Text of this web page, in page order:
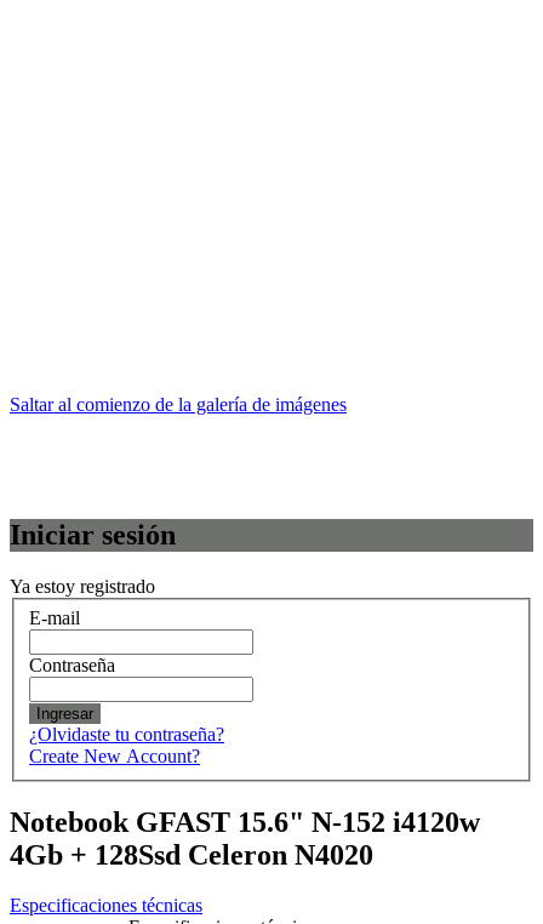
Saltar al comienzo de la galería de imágenes
Iniciar sesión
Ya estoy registrado
E-mail
Contraseña
Ingresar
¿Olvidaste tu contraseña?
Create New Account?
Notebook GFAST 15.6" N-152 i4120w
4Gb + 128Ssd Celeron N4020
Especificaciones técnicas